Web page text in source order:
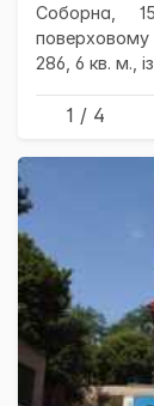
Соборна,
286, 6 кв. м.,
1 / 4